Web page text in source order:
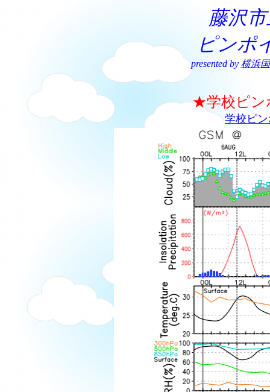
藤沢
ピンポ
presented by 横浜
★学校ピン
学校ピ